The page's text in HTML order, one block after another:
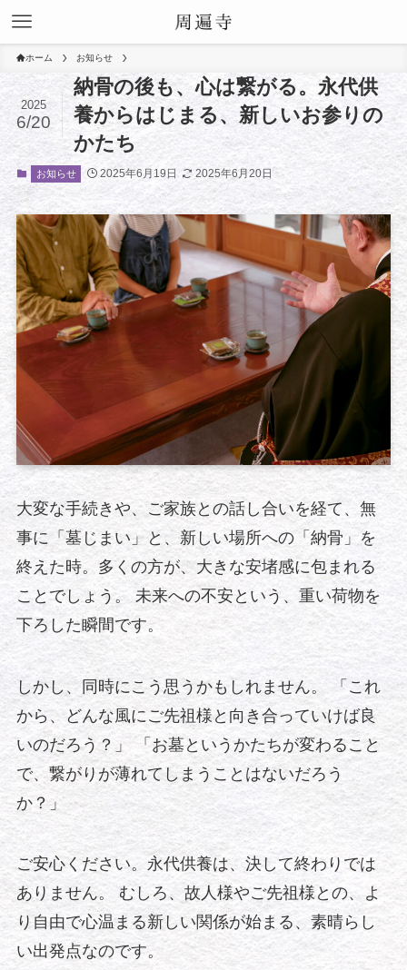
ホーム お知らせ
納骨の後も、心は繋がる。永代供
養からはじまる、新しいお参りの
かたち
2025
6/20
お知らせ 2025年6月19日 2025年6月20日
大変な手続きや、ご家族との話し合いを経て、無
事に「墓じまい」と、新しい場所への「納骨」を
終えた時。多くの方が、大きな安堵感に包まれる
ことでしょう。 未来への不安という、重い荷物を
下ろした瞬間です。
しかし、同時にこう思うかもしれません。 「これ
から、どんな風にご先祖様と向き合っていけば良
いのだろう？」 「お墓というかたちが変わること
で、繋がりが薄れてしまうことはないだろう
か？」
ご安心ください。永代供養は、決して終わりでは
ありません。 むしろ、故人様やご先祖様との、よ
り自由で心温まる新しい関係が始まる、素晴らし
い出発点なのです。